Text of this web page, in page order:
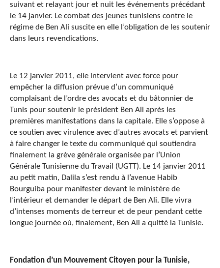
suivant et relayant jour et nuit les événements précédant
le 14 janvier. Le combat des jeunes tunisiens contre le
régime de Ben Ali suscite en elle l’obligation de les soutenir
dans leurs revendications.
Le 12 janvier 2011, elle intervient avec force pour
empêcher la diffusion prévue d’un communiqué
complaisant de l’ordre des avocats et du bâtonnier de
Tunis pour soutenir le président Ben Ali après les
premières manifestations dans la capitale. Elle s’oppose à
ce soutien avec virulence avec d’autres avocats et parvient
à faire changer le texte du communiqué qui soutiendra
finalement la grève générale organisée par l’Union
Générale Tunisienne du Travail (UGTT). Le 14 janvier 2011
au petit matin, Dalila s’est rendu à l’avenue Habib
Bourguiba pour manifester devant le ministère de
l’intérieur et demander le départ de Ben Ali. Elle vivra
d’intenses moments de terreur et de peur pendant cette
longue journée où, finalement, Ben Ali a quitté la Tunisie.
Fondation d’un Mouvement Citoyen pour la Tunisie,